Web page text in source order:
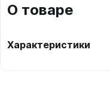
О товаре
Характеристики